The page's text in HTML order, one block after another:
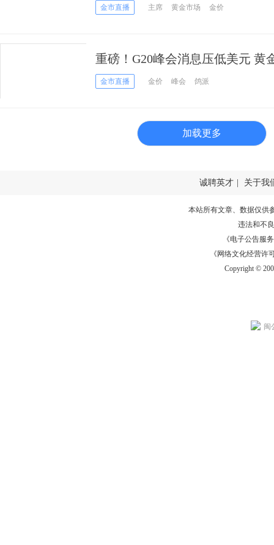
险和机遇！
金市直播 主席 黄金市场 金价
重磅！G20峰会消息压低美元 黄
金市直播 金价 峰会 鸽派
加载更多
诚聘英才 关于我
本站所有文章、数据仅供
违法和不
《电子公告服务
《网络文化经营许
Copyright ©
闽